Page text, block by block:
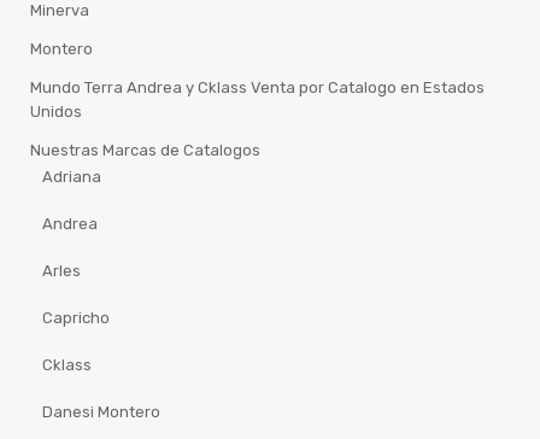
Minerva
Montero
Mundo Terra Andrea y Cklass Venta por Catalogo en Estados
Unidos
Nuestras Marcas de Catalogos
Adriana
Andrea
Arles
Capricho
Cklass
Danesi Montero